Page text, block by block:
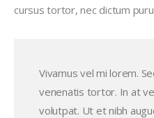
cursus tortor, nec dictum
Vivamus vel mi lorem.
venenatis tortor. In at
volutpat. Ut et nibh